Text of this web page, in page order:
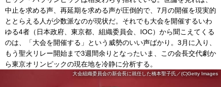
中止を求める声、再延期を求める声が圧倒的で、7月の開催を現実的
ととらえる人が少数派なのが現状だ。それでも大会を開催するいわ
ゆる4者（日本政府、東京都、組織委員会、IOC）から聞こえてくる
のは、「大会を開催する」という威勢のいい声ばかり。3月に入り、
もう聖火リレー開始まで3週間余りとなったいま、この会長交代劇か
ら東京オリンピックの現在地を冷静に分析する。
大会組織委員会の新会長に就任した橋本聖子氏／(C)Getty Images